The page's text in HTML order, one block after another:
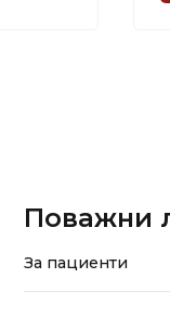
Поважни
За пациенти